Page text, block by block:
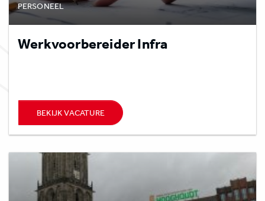
PERSONEEL
Werkvoorbereider Infra
BEKIJK VACATURE